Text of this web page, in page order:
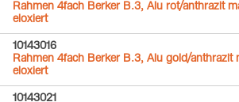
Rahmen 4fach Berker B.3, Alu rot/anthrazit
eloxiert
10143016
Rahmen 4fach Berker B.3, Alu gold/anthrazit
eloxiert
10143021